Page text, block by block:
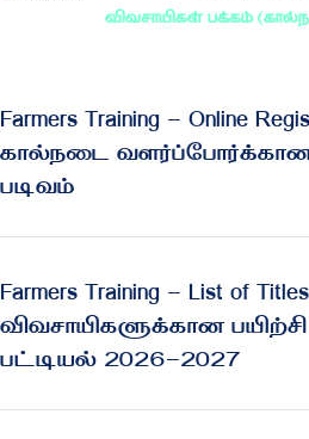
விவசாயிகள் பக்கம்
Farmers Training - Online
கால்நடை வளர்ப்போர்க்கான
படிவம்
Farmers Training - List of
விவசாயிகளுக்கான
பட்டியல் 2026-2027